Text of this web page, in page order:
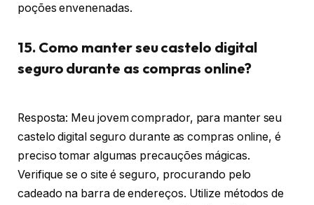
poções envenenadas.
15. Como manter seu castelo digital
seguro durante as compras online?
Resposta: Meu jovem comprador, para manter seu
castelo digital seguro durante as compras online, é
preciso tomar algumas precauções mágicas.
Verifique se o site é seguro, procurando pelo
cadeado na barra de endereços. Utilize métodos de